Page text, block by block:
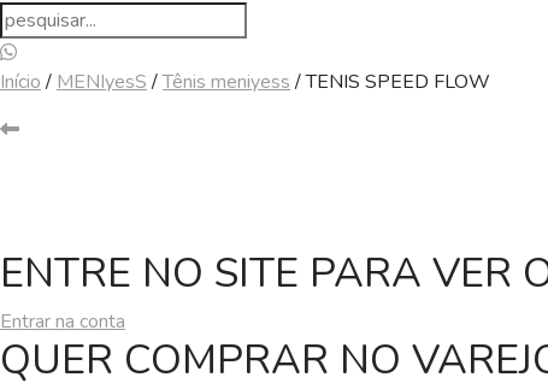
Início/ MENIyesS/Tênis meniyess/ TENIS SPEED FLOW
ENTRE NO SITE PARA VER
Entrar na conta
QUER COMPRAR NO